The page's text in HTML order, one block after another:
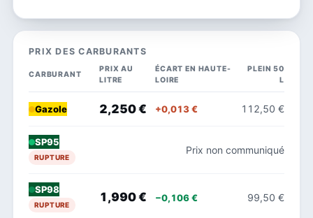
PRIX DES CARBURANTS
CARBURANT
PRIX AU
LITRE
ÉCART EN HAUTE-
LOIRE
PLEIN 50
L
Gazole 2,250 € +0,013 € 112,50 €
SP95
RUPTURE
Prix non communiqué
SP98
RUPTURE
1,990 € −0,106 € 99,50 €